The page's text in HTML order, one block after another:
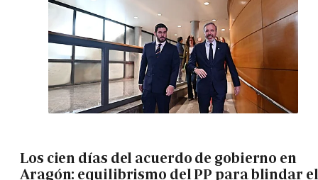
Los cien días del acuerdo de gobierno en
Aragón: equilibrismo del PP para blindar el